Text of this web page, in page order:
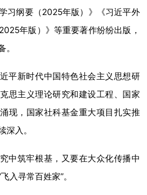
习纲要（2025年版）》《习近平外
年版）》等重要著作纷纷出版，
。
新时代中国特色社会主义思想研
思主义理论研究和建设工程、国家
现，国家社科基金重大项目扎实推
深入。
筑牢根基，又要在大众化传播中
入寻常百姓家”。